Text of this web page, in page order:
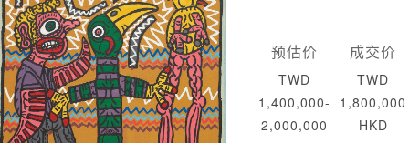
预估价
TWD
1,400,000-
2,000,000
成交价
TWD
1,800,000
HKD